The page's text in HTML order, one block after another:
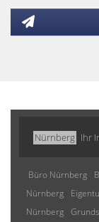
Nürnberg Ihr
Büro Nürnberg
Nürnberg
Nürnberg